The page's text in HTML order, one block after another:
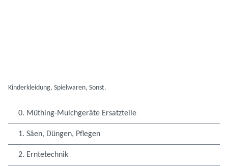
Kinderkleidung, Spielwaren, Sonst.
0. Müthing-Mulchgeräte Ersatzteile
1. Säen, Düngen, Pflegen
2. Erntetechnik